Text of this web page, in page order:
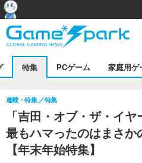
特集 PCゲーム 家庭用ゲ
「吉田・オブ・ザ・イ
最もハマったのはまさか
【年末年始特集】
連載・特集 特集